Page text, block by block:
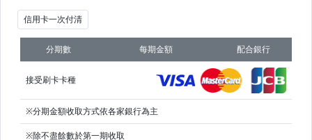
信用卡一次付清
分期數 每期金額 配合銀行
接受刷卡卡種
※分期金額收取方式依各家銀行為主
※除不盡餘數於第一期收取